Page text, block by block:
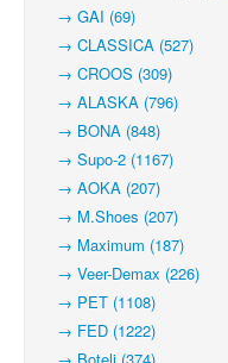
→ GAI (69)
→ CLASSICA (527)
→ CROOS (309)
→ ALASKA (796)
→ BONA (848)
→ Supo-2 (1167)
→ AOKA (207)
→ M.Shoes (207)
→ Maximum (187)
→ Veer-Demax (226)
→ PET (1108)
→ FED (1222)